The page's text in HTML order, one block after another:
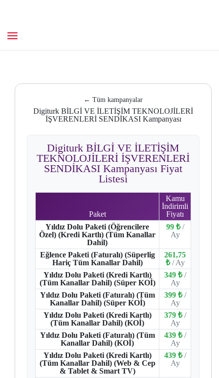
← Tüm kampanyalar
Digiturk BİLGİ VE İLETİŞİM TEKNOLOJİLERİ
İŞVERENLERİ SENDİKASI Kampanyası
Digiturk BİLGİ VE İLETİŞİM
TEKNOLOJİLERİ İŞVERENLERİ
SENDİKASI Kampanyası Fiyat
Listesi
Paket
Kamu
İndirimli
Fiyatı
Yıldız Dolu Paketi (Öğrencilere
Özel) (Kredi Kartlı) (Tüm Kanallar
Dahil)
99 ₺ /
Ay
Eğlence Paketi (Faturalı) (Süperlig
Hariç Tüm Kanallar Dahil)
261,75
₺ / Ay
Yıldız Dolu Paketi (Kredi Kartlı)
(Tüm Kanallar Dahil) (Süper KOİ)
349 ₺ /
Ay
Yıldız Dolu Paketi (Faturalı) (Tüm
Kanallar Dahil) (Süper KOİ)
399 ₺ /
Ay
Yıldız Dolu Paketi (Kredi Kartlı)
(Tüm Kanallar Dahil) (KOİ)
379 ₺ /
Ay
Yıldız Dolu Paketi (Faturalı) (Tüm
Kanallar Dahil) (KOİ)
439 ₺ /
Ay
Yıldız Dolu Paketi (Kredi Kartlı)
(Tüm Kanallar Dahil) (Web & Cep
& Tablet & Smart TV)
439 ₺ /
Ay